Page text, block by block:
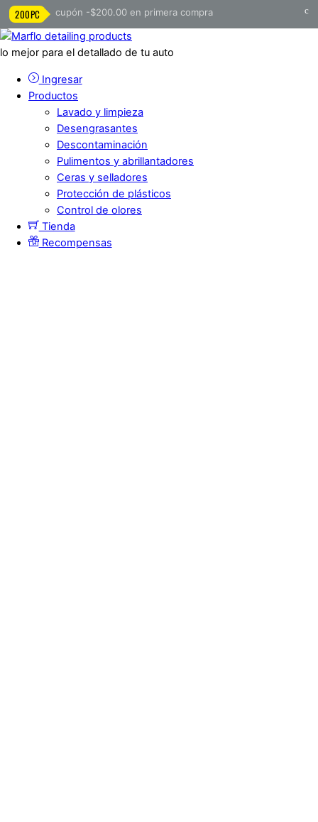
200PC cupón -$200.00 en primera compra c
lo mejor para el detallado de tu auto
Ingresar
Productos
Lavado y limpieza
Desengrasantes
Descontaminación
Pulimentos y abrillantadores
Ceras y selladores
Protección de plásticos
Control de olores
Tienda
Recompensas